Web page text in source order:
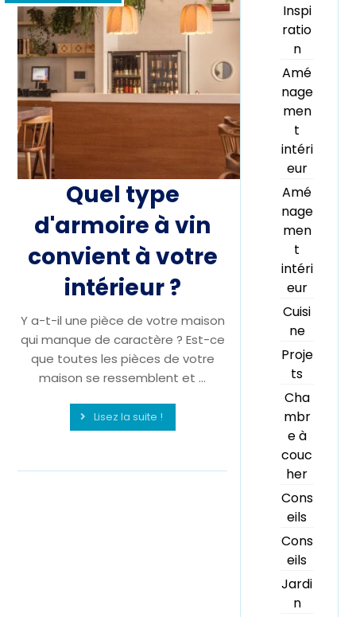
Quel type
d'armoire à vin
convient à votre
intérieur ?
Y a-t-il une pièce de votre maison
qui manque de caractère ? Est-ce
que toutes les pièces de votre
maison se ressemblent et ...
Lisez la suite !
Inspi
ratio
n
Amé
nage
men
t
intéri
eur
Amé
nage
men
t
intéri
eur
Cuisi
ne
Proje
ts
Cha
mbr
e à
couc
her
Cons
eils
Cons
eils
Jardi
n